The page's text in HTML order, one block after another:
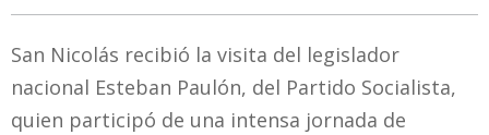
San Nicolás recibió la visita del legislador
nacional Esteban Paulón, del Partido Socialista,
quien participó de una intensa jornada de